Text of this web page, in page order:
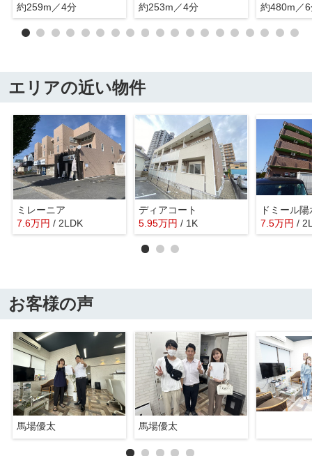
約259m／4分
約253m／4分
約480m／
エリアの近い物件
ミレーニア
7.6万円 / 2LDK
ディアコート
5.95万円 / 1K
ドミール陽
7.5万円 /
お客様の声
馬場優太 馬場優太